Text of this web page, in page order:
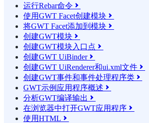
运行Rebar命令 
使用GWT Facet创建模块 
将GWT Facet添加到模块 
创建GWT模块 
创建GWT模块入口点 
创建GWT UiBinder
创建GWT UiRenderer和ui.xml文件 
创建GWT事件和事件处理程序类 
GWT示例应用程序概述 
分析GWT编译输出 
在浏览器中打开GWT应用程序 
使用HTML 